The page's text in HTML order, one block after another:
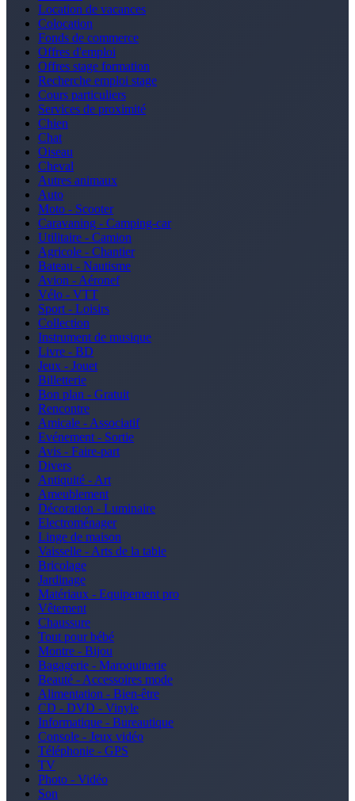
Location de vacances
Colocation
Fonds de commerce
Offres d'emploi
Offres stage formation
Recherche emploi stage
Cours particuliers
Services de proximité
Chien
Chat
Oiseau
Cheval
Autres animaux
Auto
Moto - Scooter
Caravaning - Camping-car
Utilitaire - Camion
Agricole - Chantier
Bateau - Nautisme
Avion - Aéronef
Vélo - VTT
Sport - Loisirs
Collection
Instrument de musique
Livre - BD
Jeux - Jouet
Billetterie
Bon plan - Gratuit
Rencontre
Amicale - Associatif
Evénement - Sortie
Avis - Faire-part
Divers
Antiquité - Art
Ameublement
Décoration - Luminaire
Electroménager
Linge de maison
Vaisselle - Arts de la table
Bricolage
Jardinage
Matériaux - Equipement pro
Vêtement
Chaussure
Tout pour bébé
Montre - Bijou
Bagagerie - Maroquinerie
Beauté - Accessoires mode
Alimentation - Bien-être
CD - DVD - Vinyle
Informatique - Bureautique
Console - Jeux vidéo
Téléphonie - GPS
TV
Photo - Vidéo
Son